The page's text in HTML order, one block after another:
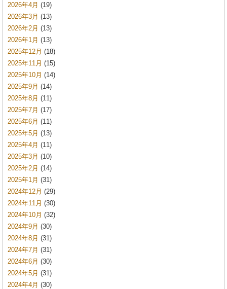
2026年4月 (19)
2026年3月 (13)
2026年2月 (13)
2026年1月 (13)
2025年12月 (18)
2025年11月 (15)
2025年10月 (14)
2025年9月 (14)
2025年8月 (11)
2025年7月 (17)
2025年6月 (11)
2025年5月 (13)
2025年4月 (11)
2025年3月 (10)
2025年2月 (14)
2025年1月 (31)
2024年12月 (29)
2024年11月 (30)
2024年10月 (32)
2024年9月 (30)
2024年8月 (31)
2024年7月 (31)
2024年6月 (30)
2024年5月 (31)
2024年4月 (30)